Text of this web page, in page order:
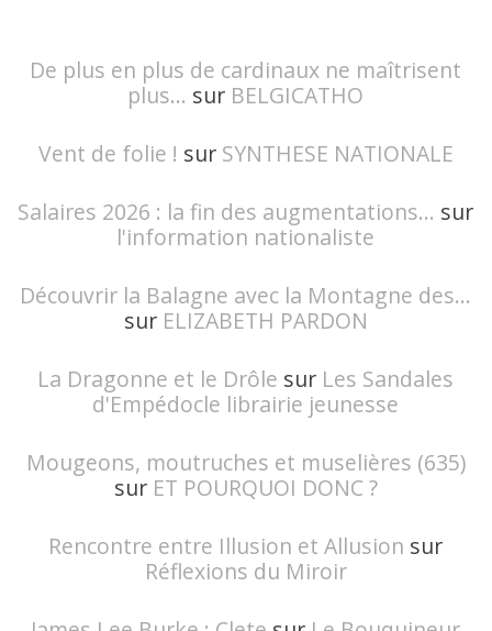
De plus en plus de cardinaux ne maîtrisent
plus... sur BELGICATHO
Vent de folie ! sur SYNTHESE NATIONALE
Salaires 2026 : la fin des augmentations... sur
l'information nationaliste
Découvrir la Balagne avec la Montagne des...
sur ELIZABETH PARDON
La Dragonne et le Drôle sur Les Sandales
d'Empédocle librairie jeunesse
Mougeons, moutruches et muselières (635)
sur ET POURQUOI DONC ?
Rencontre entre Illusion et Allusion sur
Réflexions du Miroir